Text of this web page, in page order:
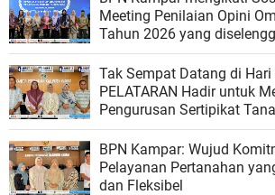
Meeting Penilaian Opini
Tahun 2026 yang
Ombudsman RI
Tak Sempat Datang di Hari
PELATARAN Hadir untuk
Pengurusan Sertipikat
dan Minggu
BPN Kampar: Wujud
Pelayanan Pertanahan
dan Fleksibel